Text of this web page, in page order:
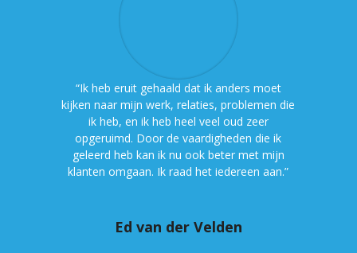
“Ik heb eruit gehaald dat ik anders moet
kijken naar mijn werk, relaties, problemen die
ik heb, en ik heb heel veel oud zeer
opgeruimd. Door de vaardigheden die ik
geleerd heb kan ik nu ook beter met mijn
klanten omgaan. Ik raad het iedereen aan.”
Ed van der Velden